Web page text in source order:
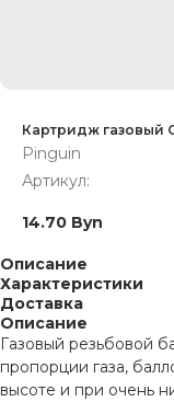
Картридж газовый
Pinguin
Артикул:
14.70 Byn
Описание
Характеристики
Доставка
Описание
Газовый резьбовой
пропорции газа,
высоте и при очень